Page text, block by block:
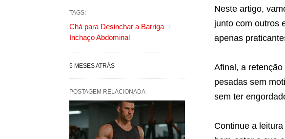
Neste artigo,
junto com outros
apenas
Afinal, a
pesadas sem
sem ter
Continue a
TAGS:
Chá para Desinchar a Barriga
Inchaço Abdominal
5 MESES ATRÁS
POSTAGEM RELACIONADA